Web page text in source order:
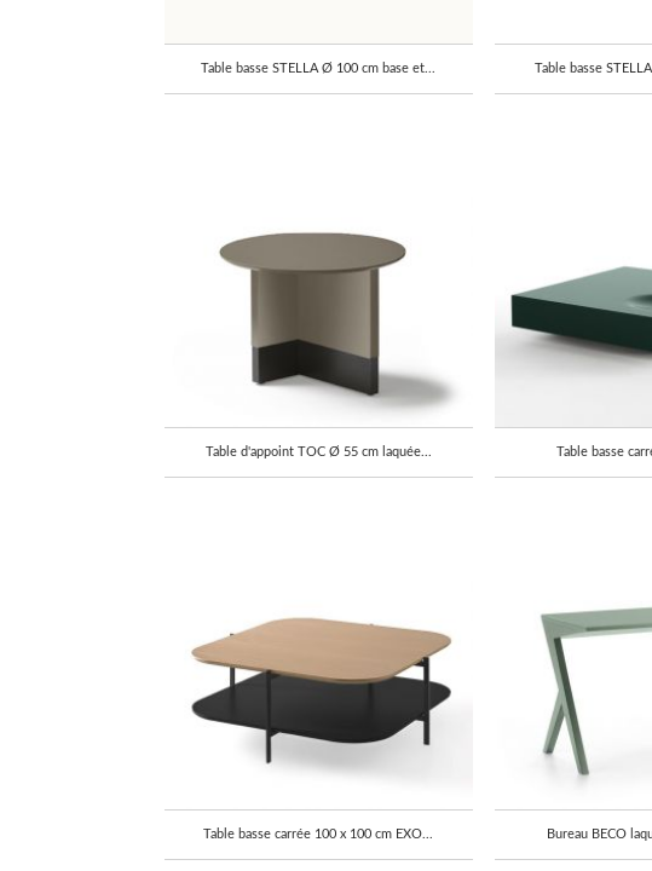
Table basse STELLA Ø 100 cm base et... Table basse
Table d'appoint TOC Ø 55 cm laquée... Table basse
Table basse carrée 100 x 100 cm EXO... Bureau BECO